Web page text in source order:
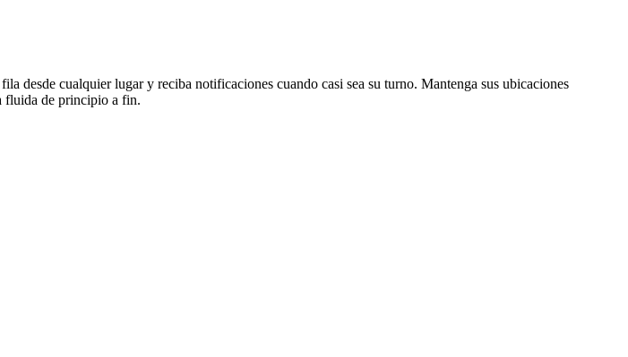
desde cualquier lugar y reciba notificaciones cuando casi sea su turno. Mantenga sus ubicaciones
fluida de principio a fin.